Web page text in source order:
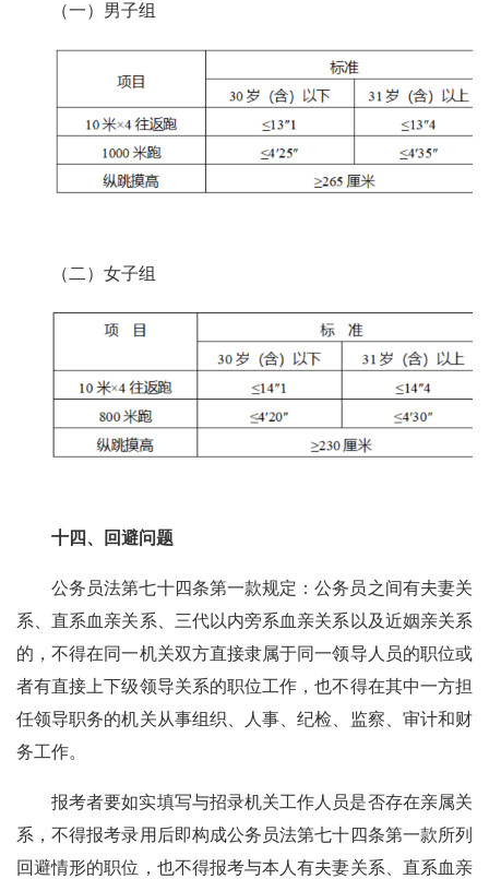
（一）男子组
（二）女子组
十四、回避问题
公务员法第七十四条第一款规定：公务员之间有夫妻关
系、直系血亲关系、三代以内旁系血亲关系以及近姻亲关系
的，不得在同一机关双方直接隶属于同一领导人员的职位或
者有直接上下级领导关系的职位工作，也不得在其中一方担
任领导职务的机关从事组织、人事、纪检、监察、审计和财
务工作。
报考者要如实填写与招录机关工作人员是否存在亲属关
系，不得报考录用后即构成公务员法第七十四条第一款所列
回避情形的职位，也不得报考与本人有夫妻关系、直系血亲